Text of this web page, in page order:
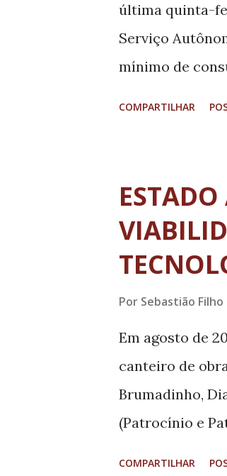
última quinta-
Serviço
mínimo de
financeira
índices de
retroagindo
COMPARTILHAR
Por Sebastião Filho
Em agosto de
canteiro de
Brumadinho,
(Patrocínio e
COMPARTILHAR